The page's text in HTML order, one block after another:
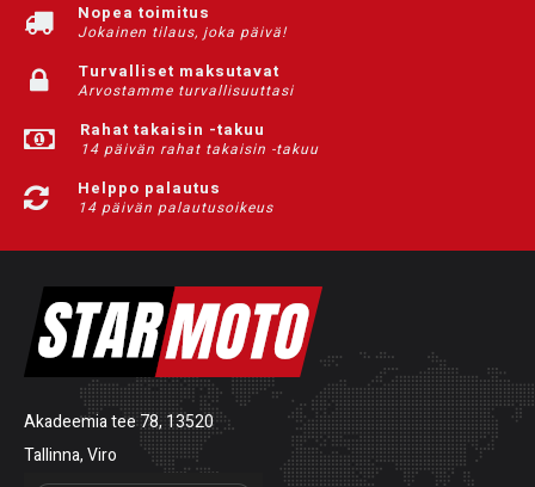
Nopea toimitus
Jokainen tilaus, joka päivä!
Turvalliset maksutavat
Arvostamme turvallisuuttasi
Rahat takaisin -takuu
14 päivän rahat takaisin -takuu
Helppo palautus
14 päivän palautusoikeus
Akadeemia tee 78, 13520
Tallinna, Viro